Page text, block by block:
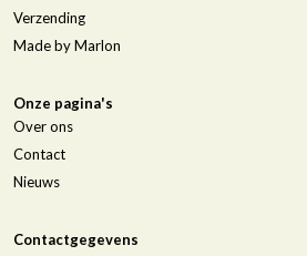
Verzending
Made by Marlon
Onze pagina's
Over ons
Contact
Nieuws
Contactgegevens